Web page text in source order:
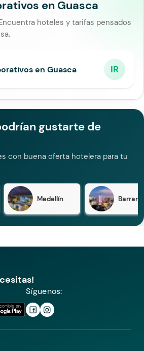
en Guasca
hoteles y tarifas pensados
en Guasca IR
gustarte de
con buena oferta hotelera para tu
Medellín
Síguenos: